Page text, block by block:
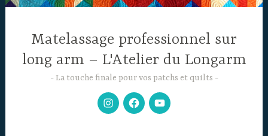
Matelassage professionnel sur
long arm – L'Atelier du Longarm
La touche finale pour vos patchs et quilts
Mon
Instagram
Facebook
Chaine
YouTube